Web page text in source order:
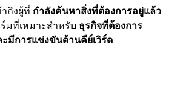
าถึงผู้ที่ กำลังค้นหาสิ่งที่ต้องการอยู่แล้ว
มที่เหมาะสำหรับ ธุรกิจที่ต้องการ
มีการแข่งขันด้านคีย์เวิร์ด